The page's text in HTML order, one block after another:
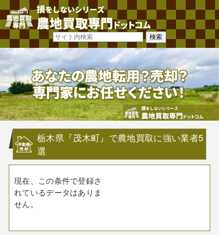
栃木県『茂木町』で農地買取に強い業者5
選
現在、この条件で登録さ
れているデータはありま
せん。